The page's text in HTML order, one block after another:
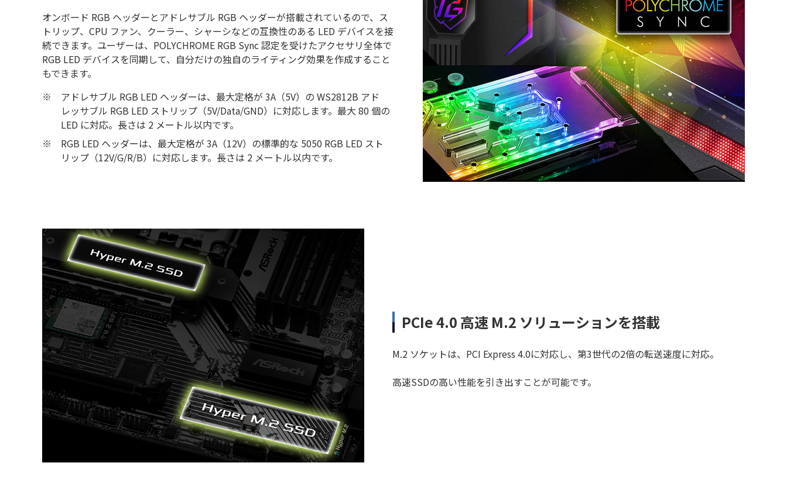
オンボード RGB ヘッダーとアドレサブル RGB ヘッダーが搭載されているので、ス
トリップ、CPU ファン、クーラー、シャーシなどの互換性のある LED デバイスを接
続できます。ユーザーは、POLYCHROME RGB Sync 認定を受けたアクセサリ全体で
RGB LED デバイスを同期して、自分だけの独自のライティング効果を作成すること
もできます。
※
アドレサブル RGB LED ヘッダーは、最大定格が 3A（5V）の WS2812B アド
レッサブル RGB LED ストリップ（5V/Data/GND）に対応します。最大 80 個の
LED に対応。長さは 2 メートル以内です。
※
RGB LED ヘッダーは、最大定格が 3A（12V）の標準的な 5050 RGB LED スト
リップ（12V/G/R/B）に対応します。長さは 2 メートル以内です。
PCIe 4.0 高速 M.2 ソリューションを搭載
M.2 ソケットは、PCI Express 4.0に対応し、第3世代の2倍の転送速度に対応。
高速SSDの高い性能を引き出すことが可能です。